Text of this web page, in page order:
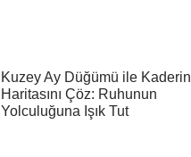
Kuzey Ay Düğümü ile Kaderin
Haritasını Çöz: Ruhunun
Yolculuğuna Işık Tut